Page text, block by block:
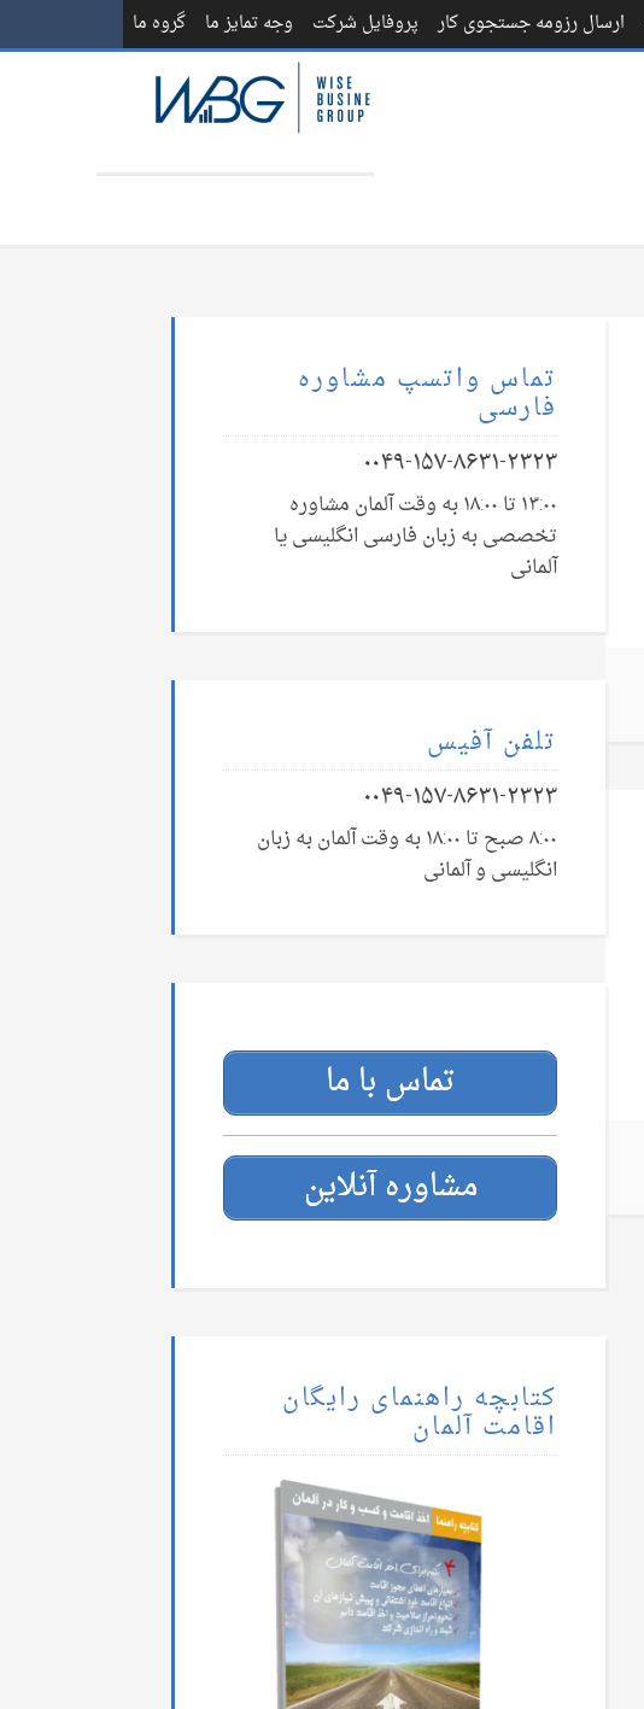
ارسال رزومه جستجوی کار پروفایل شرکت وجه تمایز ما گروه ما
تماس واتسپ مشاوره
فارسی
۰۰۴۹-۱۵۷-۸۶۳۱-۲۳۲۳
۱۳:۰۰ تا ۱۸:۰۰ به وقت آلمان مشاوره
تخصصی به زبان فارسی انگلیسی یا
آلمانی
تلفن آفیس
۰۰۴۹-۱۵۷-۸۶۳۱-۲۳۲۳
۸:۰۰ صبح تا ۱۸:۰۰ به وقت آلمان به زبان
انگلیسی و آلمانی
تماس با ما
مشاوره آنلاین
کتابچه راهنمای رایگان
اقامت آلمان